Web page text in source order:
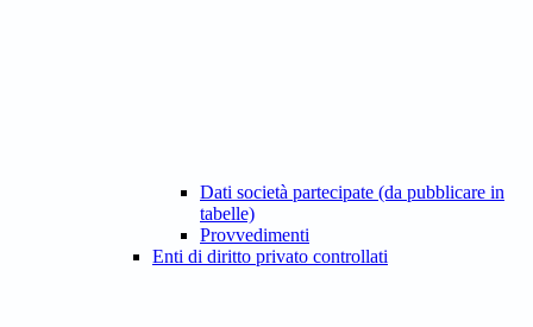
Dati società partecipate (da pubblicare in
tabelle)
Provvedimenti
Enti di diritto privato controllati